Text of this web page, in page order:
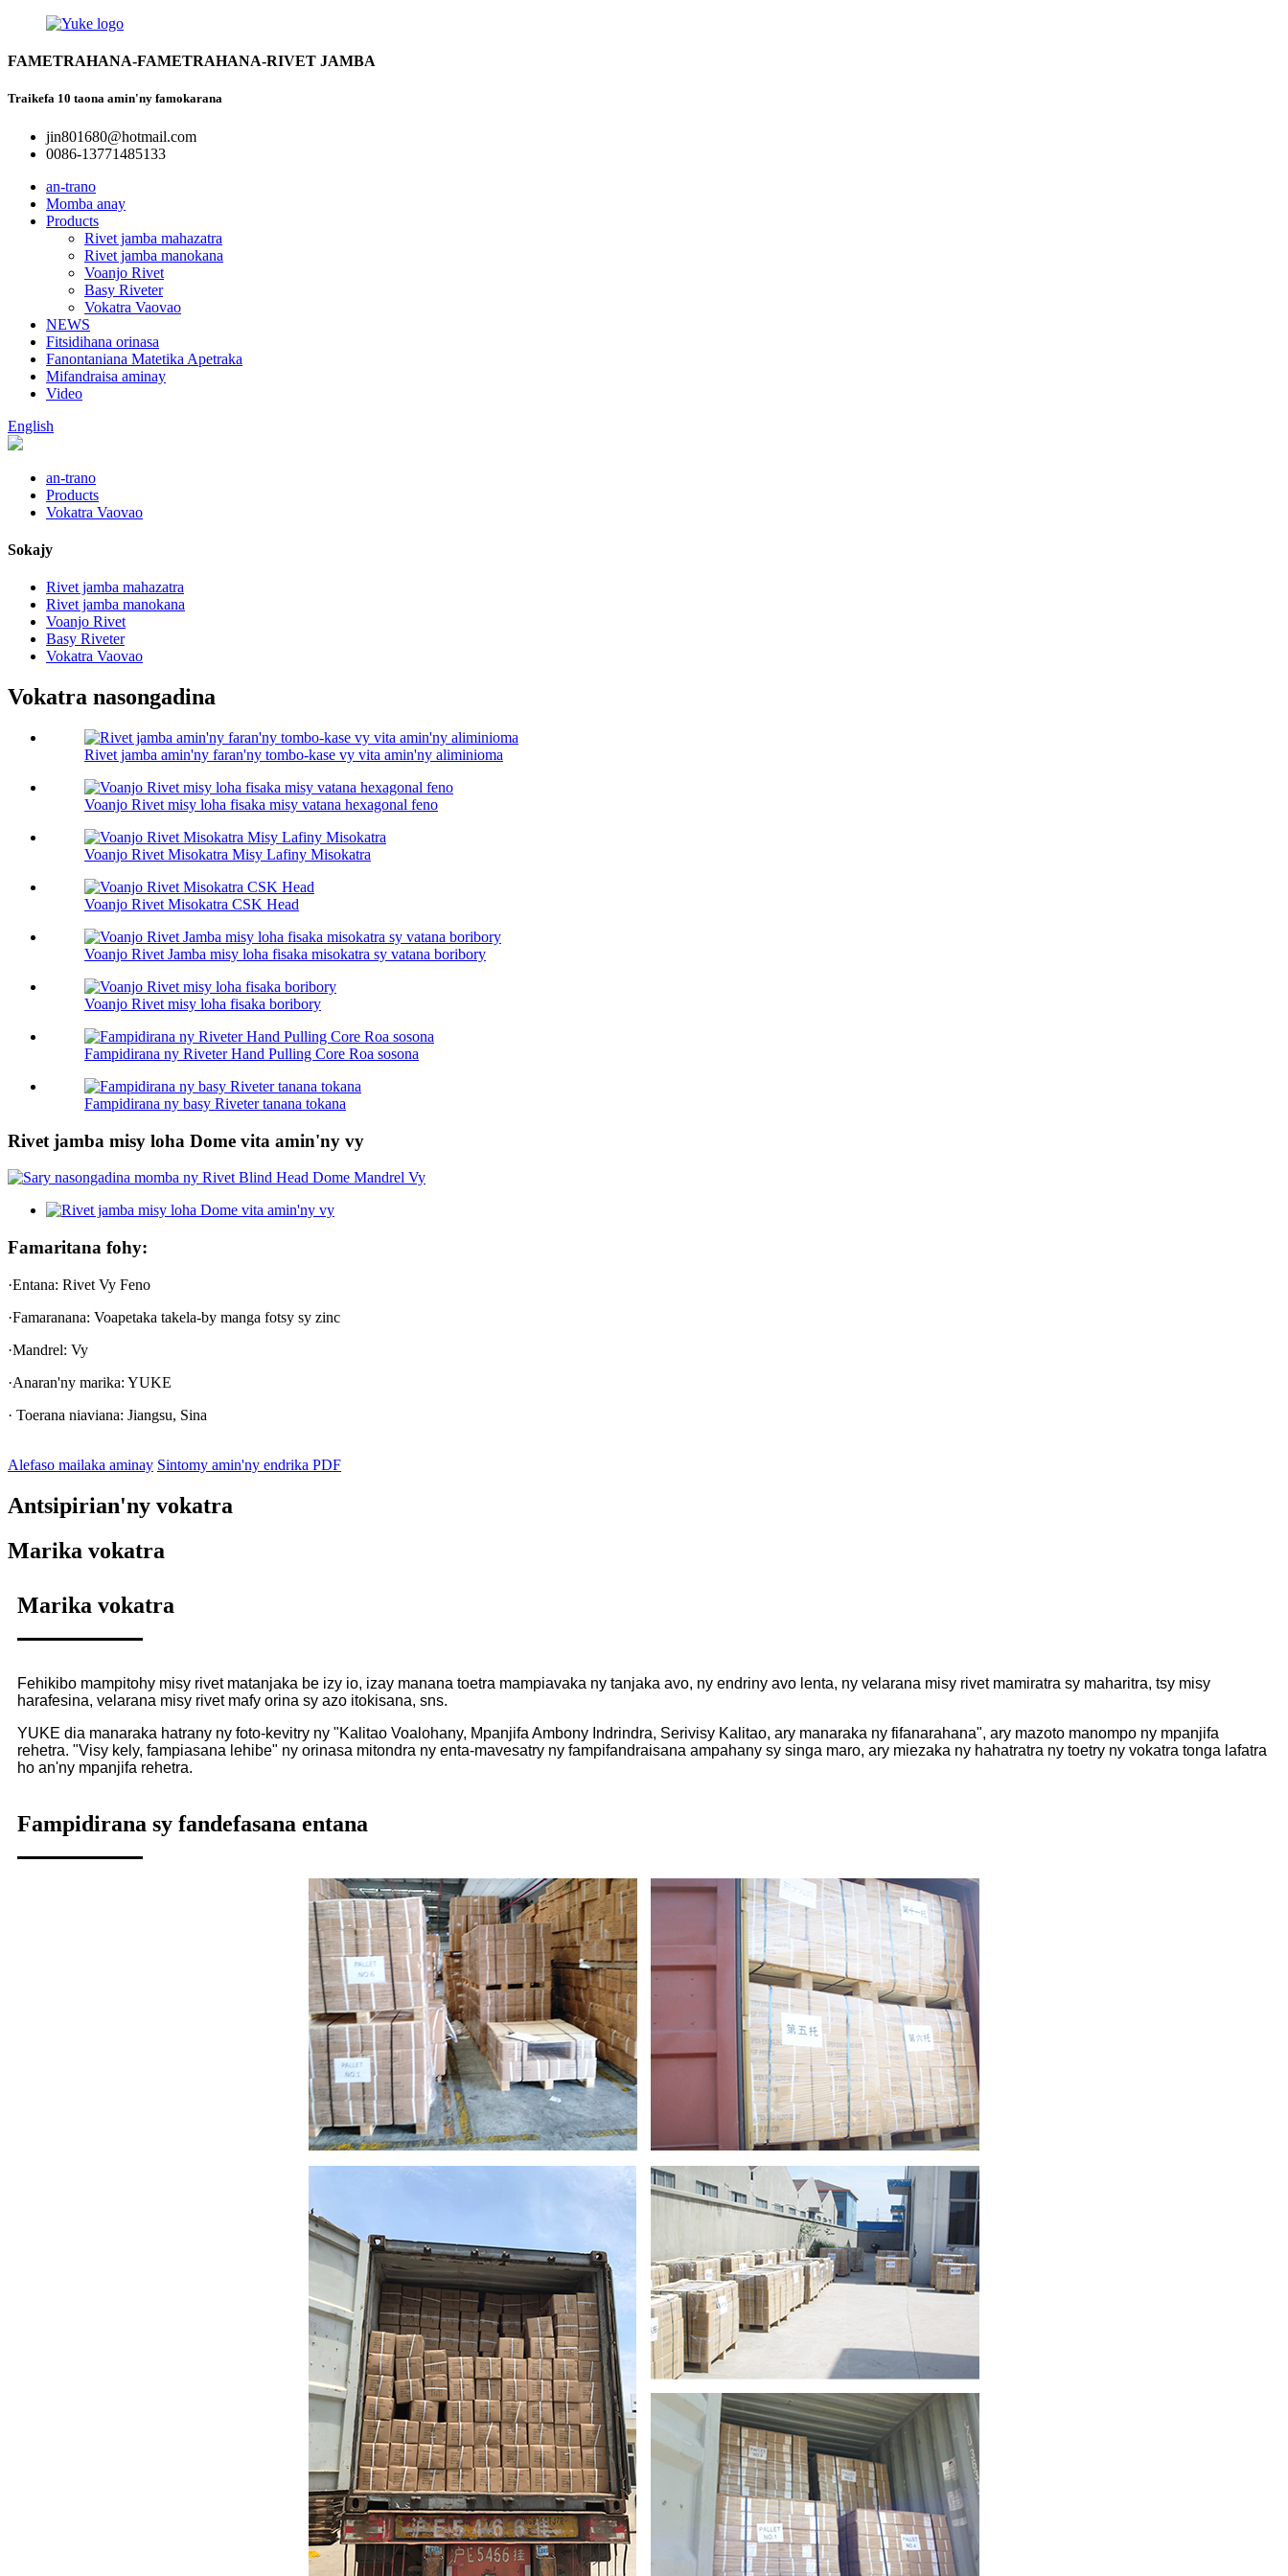
FAMETRAHANA-FAMETRAHANA-RIVET JAMBA
Traikefa 10 taona amin'ny famokarana
jin801680@hotmail.com
0086-13771485133
an-trano
Momba anay
Products
Rivet jamba mahazatra
Rivet jamba manokana
Voanjo Rivet
Basy Riveter
Vokatra Vaovao
NEWS
Fitsidihana orinasa
Fanontaniana Matetika Apetraka
Mifandraisa aminay
Video
English
an-trano
Products
Vokatra Vaovao
Sokajy
Rivet jamba mahazatra
Rivet jamba manokana
Voanjo Rivet
Basy Riveter
Vokatra Vaovao
Vokatra nasongadina
Rivet jamba amin'ny faran'ny tombo-kase vy vita amin'ny aliminioma
Voanjo Rivet misy loha fisaka misy vatana hexagonal feno
Voanjo Rivet Misokatra Misy Lafiny Misokatra
Voanjo Rivet Misokatra CSK Head
Voanjo Rivet Jamba misy loha fisaka misokatra sy vatana boribory
Voanjo Rivet misy loha fisaka boribory
Fampidirana ny Riveter Hand Pulling Core Roa sosona
Fampidirana ny basy Riveter tanana tokana
Rivet jamba misy loha Dome vita amin'ny vy
Famaritana fohy:
·Entana: Rivet Vy Feno
·Famaranana: Voapetaka takela-by manga fotsy sy zinc
·Mandrel: Vy
·Anaran'ny marika: YUKE
· Toerana niaviana: Jiangsu, Sina
Alefaso mailaka aminay Sintomy amin'ny endrika PDF
Antsipirian'ny vokatra
Marika vokatra
Marika vokatra
Fehikibo mampitohy misy rivet matanjaka be izy io, izay manana toetra mampiavaka ny tanjaka avo, ny endriny avo lenta, ny velarana misy rivet mamiratra sy maharitra, tsy misy
harafesina, velarana misy rivet mafy orina sy azo itokisana, sns.
YUKE dia manaraka hatrany ny foto-kevitry ny "Kalitao Voalohany, Mpanjifa Ambony Indrindra, Serivisy Kalitao, ary manaraka ny fifanarahana", ary mazoto manompo ny mpanjifa
rehetra. "Visy kely, fampiasana lehibe" ny orinasa mitondra ny enta-mavesatry ny fampifandraisana ampahany sy singa maro, ary miezaka ny hahatratra ny toetry ny vokatra tonga lafatra
ho an'ny mpanjifa rehetra.
Fampidirana sy fandefasana entana